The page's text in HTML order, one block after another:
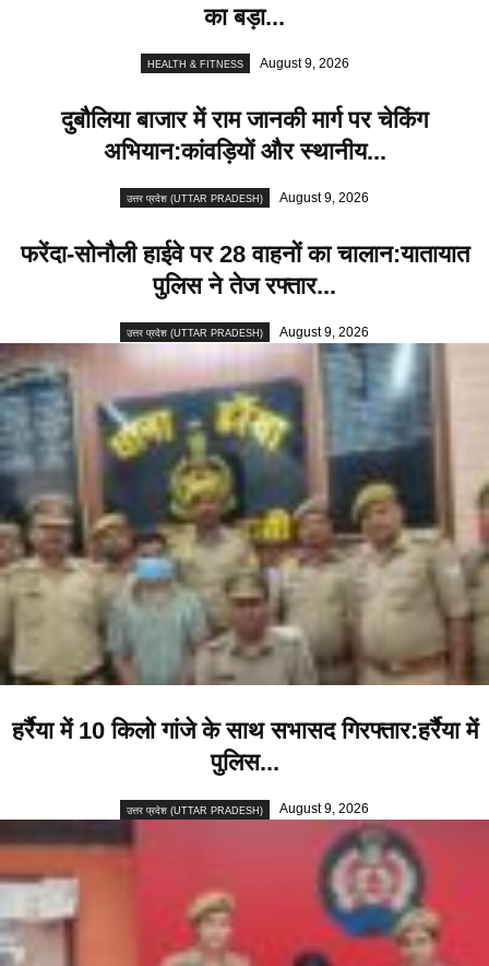
का बड़ा...
HEALTH & FITNESS August 9, 2026
दुबौलिया बाजार में राम जानकी मार्ग पर चेकिंग
अभियान:कांवड़ियों और स्थानीय...
उत्तर प्रदेश (UTTAR PRADESH) August 9, 2026
फरेंदा-सोनौली हाईवे पर 28 वाहनों का चालान:यातायात
पुलिस ने तेज रफ्तार...
उत्तर प्रदेश (UTTAR PRADESH) August 9, 2026
हर्रैया में 10 किलो गांजे के साथ सभासद गिरफ्तार:हर्रैया में
पुलिस...
उत्तर प्रदेश (UTTAR PRADESH) August 9, 2026